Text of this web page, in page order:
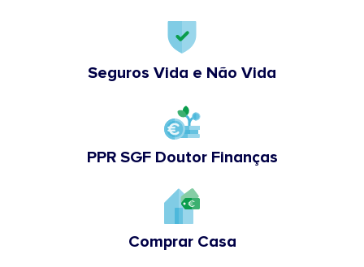
Seguros Vida e Não Vida
PPR SGF Doutor Finanças
Comprar Casa